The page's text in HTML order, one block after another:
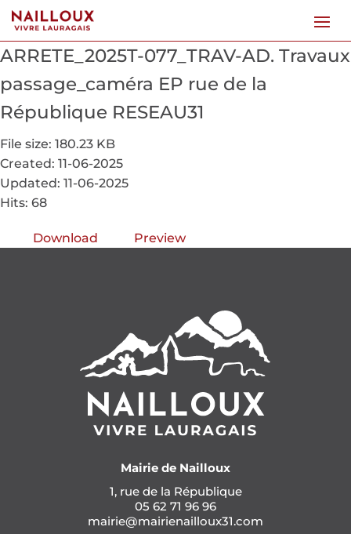
ARRETE_2025T-077_TRAV-AD. Travaux
passage_caméra EP rue de la
République RESEAU31
File size: 180.23 KB
Created: 11-06-2025
Updated: 11-06-2025
Hits: 68
Download Preview
Mairie de Nailloux
1, rue de la République
05 62 71 96 96
mairie@mairienailloux31.com